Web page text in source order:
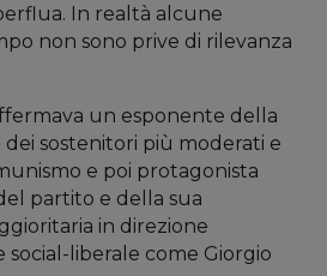
In realtà alcune
non sono prive di rilevanza
un esponente della
dei sostenitori più moderati e
e poi protagonista
partito e della sua
in direzione
social-liberale come Giorgio